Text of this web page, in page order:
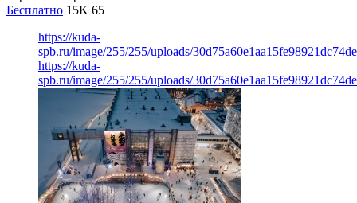
Бесплатно 15K 65
https://kuda-
spb.ru/image/255/255/uploads/
https://kuda-
spb.ru/image/255/255/uploads/